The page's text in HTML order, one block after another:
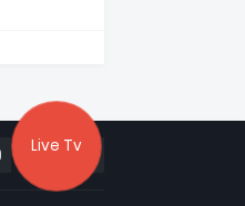
Live Tv